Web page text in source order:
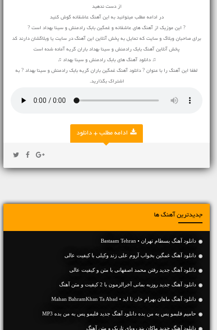
از دست ندهید
در ادامه مطلب میتوانید به این آهنگ عاشقانه گوش کنید
? این موزیک از آهنگ های عاشقانه و غمگین بابک رادمنش و سینا بهداد است ?
برای صاحبان وبلاگ و سایت که تمایل به پخش آنلاین این آهنگ در سایت یا وبلاگشان دارند کد
پخش آنلاین آهنگ بابک رادمنش و سینا بهداد باران گریه آماده شده است
♫ دانلود آهنگ های بابک رادمنش و سینا بهداد ♫
لطفا این آهنگ را با عنوان ? دانلود آهنگ غمگین باران گریه بابک رادمنش و سینا بهداد ? به
اشتراک بگذارید.
ادامه مطلب + دانلود
جدیدترین آهنگ ها
دانلود آهنگ بسطام تهران • Bastaam Tehran
دانلود آهنگ غمگین بخواب آروم علی زند وکیلی با کیفیت عالی
دانلود آهنگ جديد رفتن محمد اصفهانی با متن و کیفیت عالی
دانلود آهنگ جديد روزبه بمانی آخرالزمون با 2 کیفیت و متن آهنگ
دانلود آهنگ ماهان بهرام خان تا ابد • Mahan BahramKhan Ta Abad
حامیم قلبمو پس به من بده دانلود آهنگ جدید قلبمو پس به من بده MP3
دانلود آهنگ جديد ماکان بند رویای تاریک و متن آهنگ